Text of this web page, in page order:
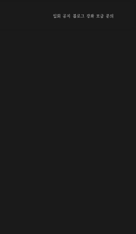
입회 공지 블로그 강좌 모금 문의